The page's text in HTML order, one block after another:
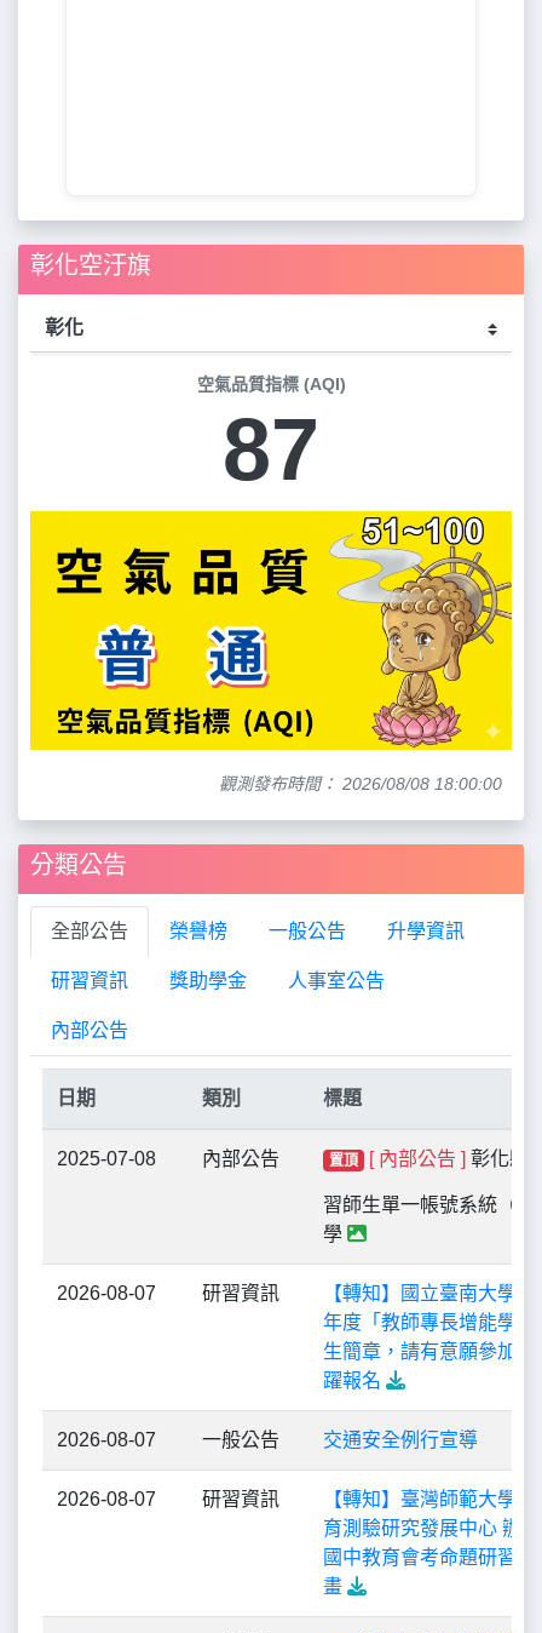
彰化空汙旗
空氣品質指標 (AQI)
87
觀測發布時間： 2026/08/08 18:00:00
分類公告
全部公告 榮譽榜 一般公告 升學資訊
研習資訊 獎助學金 人事室公告
內部公告
日期 類別 標題
2025-07-08 內部公告 置頂 [ 內部公告 ] 彰化縣
習師生單一帳號系統（
學
2026-08-07 研習資訊
【轉知】國立臺南大學
年度「教師專長增能學分
生簡章，請有意願參加之
躍報名
2026-08-07 一般公告 交通安全例行宣導
2026-08-07 研習資訊
【轉知】臺灣師範大學
育測驗研究發展中心 辦
國中教育會考命題研習會
畫